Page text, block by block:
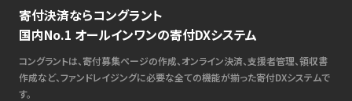
寄付決済ならコングラント
国内No.1 オールインワンの寄付DXシステム
コングラントは、寄付募集ページの作成、オンライン決済、支援者管理、領収書
作成など、ファンドレイジングに必要な全ての機能が揃った寄付DXシステムで
す。